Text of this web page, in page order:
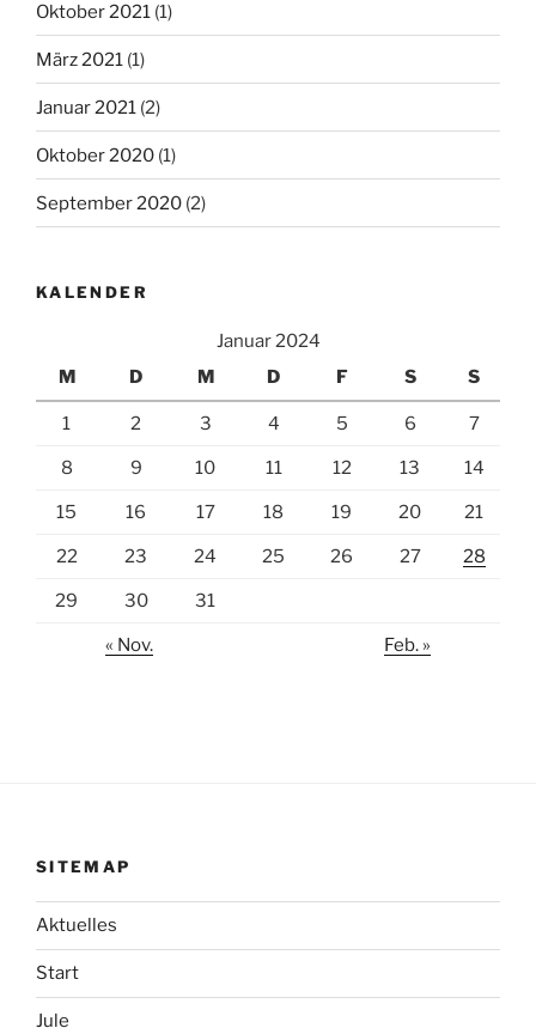
Oktober 2021 (1)
März 2021 (1)
Januar 2021 (2)
Oktober 2020 (1)
September 2020 (2)
KALENDER
Januar 2024
M
D M D F S S
1 2 3 4 5 6 7
8 9 10 11 12 13 14
15 16 17 18 19 20 21
22 23 24 25 26 27 28
29 30 31
« Nov. Feb. »
SITEMAP
Aktuelles
Start
Jule